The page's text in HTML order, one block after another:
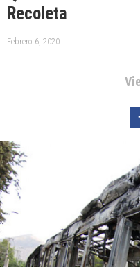
Recoleta
Febrero 6, 2020